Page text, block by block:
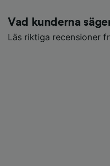
Vad kunderna
Läs riktiga recensioner